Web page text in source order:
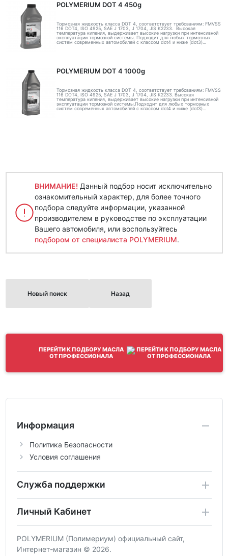
POLYMERIUM DOT 4 450g
Тормозная жидкость класса DOT 4, соответствует требованиям: FMVSS
116 DOT4, ISO 4925, SAE J 1703, J 1704, JIS K2233. Высокая
температура кипения, выдерживает высокие нагрузки при интенсивной
эксплуатации тормозной системы. Подходит для любых тормозных
систем современных автомобилей с классом dot4 и ниже (dot3)...
POLYMERIUM DOT 4 1000g
Тормозная жидкость класса DOT 4, соответствует требованиям: FMVSS
116 DOT4, ISO 4925, SAE J 1703, J 1704, JIS K2233. Высокая
температура кипения, выдерживает высокие нагрузки при интенсивной
эксплуатации тормозной системы.Подходит для любых тормозных
систем современных автомобилей с классом dot4 и ниже (dot3)...
ВНИМАНИЕ! Данный подбор носит исключительно
ознакомительный характер, для более точного
подбора следуйте информации, указанной
производителем в руководстве по эксплуатации
Вашего автомобиля, или воспользуйтесь
подбором от специалиста POLYMERIUM.
Новый поиск Назад
ПЕРЕЙТИ К ПОДБОРУ МАСЛА
ОТ ПРОФЕССИОНАЛА
Информация
Политика Безопасности
Условия соглашения
Служба поддержки
Личный Кабинет
POLYMERIUM (Полимериум) официальный сайт,
Интернет-магазин © 2026.